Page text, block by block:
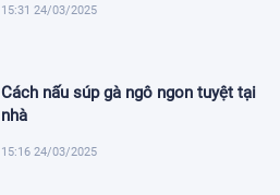
15:31 24/03/2025
Cách nấu súp gà ngô ngon tuyệt tại
nhà
15:16 24/03/2025